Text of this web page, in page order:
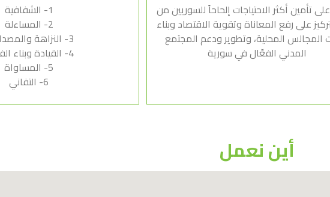
تأمين أكثر الاحتياجات إلحاحاً للسوريين من
على رفع المعاناة وتقوية الاقتصاد وبناء
المجالس المحلية، وتطوير ودعم المجتمع
المدني الفعّال في سورية
1- الشفافية
2- المساءلة
3- النزاهة والمصداقية
4- القيادة وبناء الفريق
5- المساواة
6- التفاني
أين نعمل